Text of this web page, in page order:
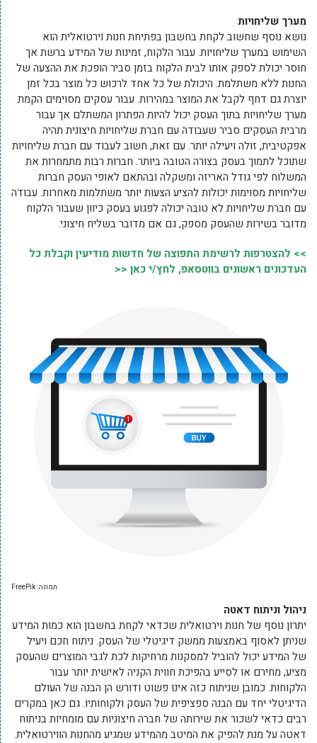
מערך שליחויות
נושא נוסף שחשוב לקחת בחשבון בפתיחת חנות וירטואלית הוא
השימוש במערך שליחויות. עבור הלקוח, זמינות של המידע ברשת אך
חוסר יכולת לספק אותו לבית הלקוח בזמן סביר הופכת את ההצעה של
החנות ללא משתלמת. היכולת של כל אחד לרכוש כל מוצר בכל זמן
יוצרת גם דחף לקבל את המוצר במהירות. עבור עסקים מסוימים הקמת
מערך שליחויות בתוך העסק יכול להיות הפתרון המשתלם אך עבור
מרבית העסקים סביר שעבודה עם חברת שליחויות חיצונית תהיה
אפקטיבית, זולה ויעילה יותר. עם זאת, חשוב לעבוד עם חברת שליחויות
שתוכל לתמוך בעסק בצורה הטובה ביותר. חברות רבות מתמחרות את
המשלוח לפי גודל האריזה ומשקלה ובהתאם לאופי העסק חברות
שליחויות מסוימות יכולות להציע הצעות יותר משתלמות מאחרות. עבודה
עם חברת שליחויות לא טובה יכולה לפגוע בעסק כיוון שעבור הלקוח
מדובר בשירות שהעסק מספק, גם אם מדובר בשליח חיצוני.
>> להצטרפות לרשימת התפוצה של חדשות מודיעין וקבלת כל
העדכונים ראשונים בווטסאפ, לחץ/י כאן <<
תמונה: FreePik
ניהול וניתוח דאטה
יתרון נוסף של חנות וירטואלית שכדאי לקחת בחשבון הוא כמות המידע
שניתן לאסוף באמצעות ממשק דיגיטלי של העסק. ניתוח חכם ויעיל
של המידע יכול להוביל למסקנות מרחיקות לכת לגבי המוצרים שהעסק
מציע, מחירם או לסייע בהפיכת חווית הקניה לאישית יותר עבור
הלקוחות. כמובן שניתוח כזה אינו פשוט ודורש הן הבנה של העולם
הדיגיטלי יחד עם הבנה ספציפית של העסק ולקוחותיו. גם כאן במקרים
רבים כדאי לשכור את שירותה של חברה חיצוניות עם מומחיות בניתוח
דאטה על מנת להפיק את המיטב מהמידע שמגיע מהחנות הווירטואלית.